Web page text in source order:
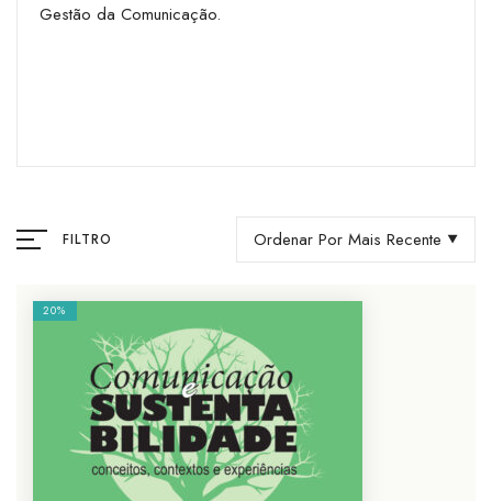
Gestão da Comunicação.
FILTRO Ordenar Por Mais Recente
20%